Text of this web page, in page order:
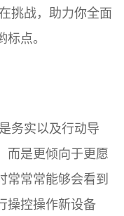
挑战，助力你全面
点。
务实以及行动导
而是更倾向于更愿
常常常能够会看到
操控操作新设备